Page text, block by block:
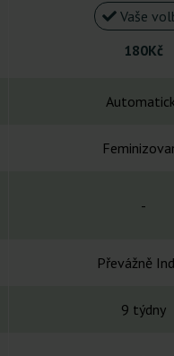
Vaše
180Kč
-
Převážně
9 týdny